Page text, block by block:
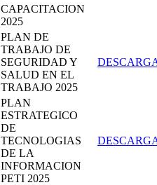
CAPACITACION
2025
PLAN DE
TRABAJO DE
SEGURIDAD Y
SALUD EN EL
TRABAJO 2025
PLAN
ESTRATEGICO
DE
TECNOLOGIAS
DE LA
INFORMACION
PETI 2025